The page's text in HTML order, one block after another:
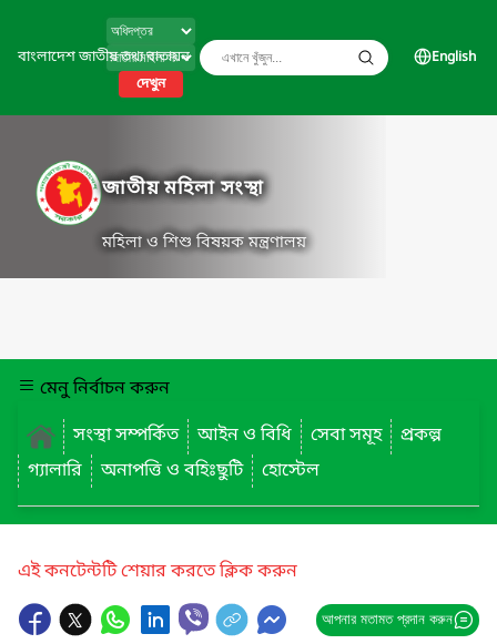
বাংলাদেশ জাতীয় তথ্য বাতায়ন
দেখুন
English
জাতীয় মহিলা সংস্থা
মহিলা ও শিশু বিষয়ক মন্ত্রণালয়
মেনু নির্বাচন করুন
সংস্থা সম্পর্কিত
আইন ও বিধি সেবা সমূহ
প্রকল্প
গ্যালারি
অনাপত্তি ও বহিঃছুটি হোস্টেল
এই কনটেন্টটি শেয়ার করতে ক্লিক করুন
আপনার মতামত প্রদান করুন